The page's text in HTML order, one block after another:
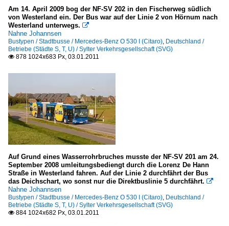
Am 14. April 2009 bog der NF-SV 202 in den Fischerweg südlich
von Westerland ein. Der Bus war auf der Linie 2 von Hörnum nach
Westerland unterwegs. 
Nahne Johannsen
Bustypen / Stadtbusse / Mercedes-Benz O 530 I (Citaro), Deutschland /
Betriebe (Städte S, T, U) / Sylter Verkehrsgesellschaft (SVG)
 878 1024x683 Px, 03.01.2011
Auf Grund eines Wasserrohrbruches musste der NF-SV 201 am 24.
September 2008 umleitungsbediengt durch die Lorenz De Hann
Straße in Westerland fahren. Auf der Linie 2 durchfährt der Bus
das Deichschart, wo sonst nur die Direktbuslinie 5 durchfährt. 
Nahne Johannsen
Bustypen / Stadtbusse / Mercedes-Benz O 530 I (Citaro), Deutschland /
Betriebe (Städte S, T, U) / Sylter Verkehrsgesellschaft (SVG)
 884 1024x682 Px, 03.01.2011